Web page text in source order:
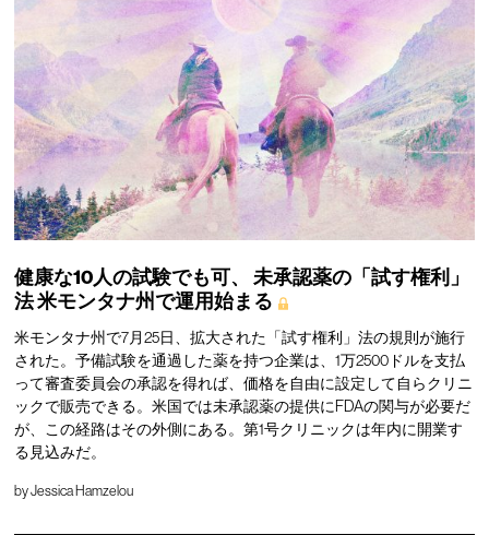
健康な10人の試験でも可、
未承認薬の「試す権利」
法米モンタナ州で運用始まる
米モンタナ州で7月25日、拡大された「試す権利」法の規則が施行
された。予備試験を通過した薬を持つ企業は、1万2500ドルを支払
って審査委員会の承認を得れば、価格を自由に設定して自らクリニ
ックで販売できる。米国では未承認薬の提供にFDAの関与が必要だ
が、この経路はその外側にある。第1号クリニックは年内に開業す
る見込みだ。
byJessica Hamzelou